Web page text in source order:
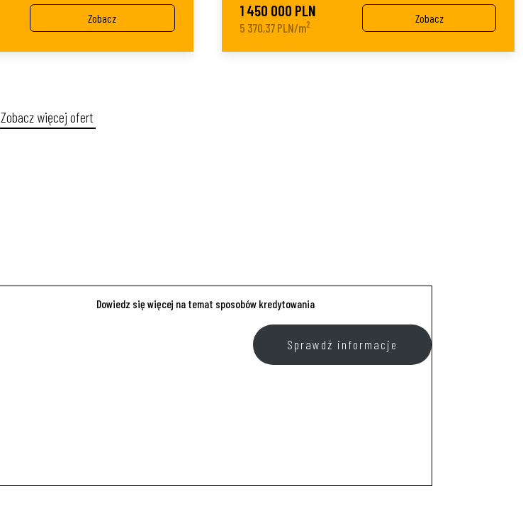
Zobacz 1 450 000 PLN
5 370,37 PLN/m2 Zobacz
Zobacz więcej ofert
Dowiedz się więcej na temat sposobów kredytowania
Sprawdź informacje